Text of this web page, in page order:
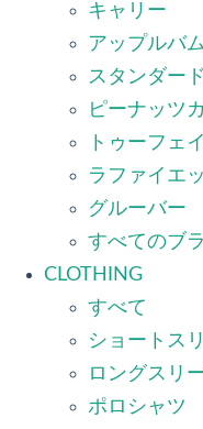
キャリー
アップルバ
スタンダー
ピーナッツ
トゥーフェ
ラファイエ
グルーバー
すべてのブ
CLOTHING
すべて
ショートス
ロングスリ
ポロシャツ